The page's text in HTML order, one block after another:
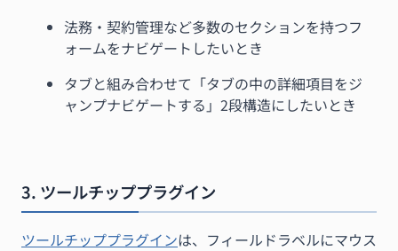
法務・契約管理など多数のセクションを持つフ
ォームをナビゲートしたいとき
タブと組み合わせて「タブの中の詳細項目をジ
ャンプナビゲートする」2段構造にしたいとき
3. ツールチッププラグイン
ツールチッププラグインは、フィールドラベルにマウス